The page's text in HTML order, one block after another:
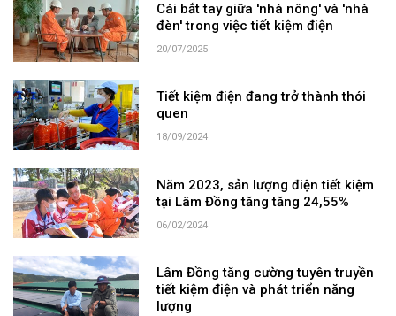
Cái bắt tay giữa 'nhà nông' và 'nhà
đèn' trong việc tiết kiệm điện
20/07/2025
Tiết kiệm điện đang trở thành thói
quen
18/09/2024
Năm 2023, sản lượng điện tiết kiệm
tại Lâm Đồng tăng tăng 24,55%
06/02/2024
Lâm Đồng tăng cường tuyên truyền
tiết kiệm điện và phát triển năng
lượng